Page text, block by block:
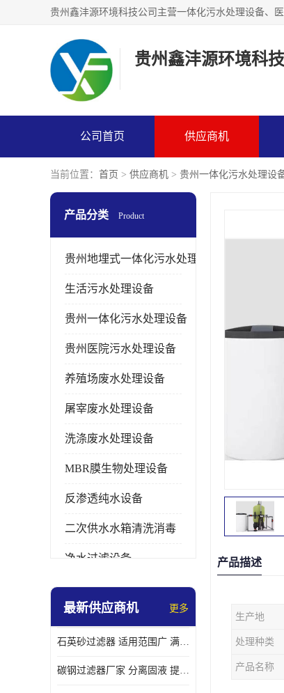
贵州鑫沣源环境科
公司首页 供应商机
当前位置： 首页 > 供应商机 > 贵州一体化污水处理设
产品分类 Product
贵州地埋式一体化污水处理设备
生活污水处理设备
贵州一体化污水处理设备
贵州医院污水处理设备
养殖场废水处理设备
屠宰废水处理设备
洗涤废水处理设备
MBR膜生物处理设备
反渗透纯水设备
二次供水水箱清洗消毒
净水过滤设备
软水设备
最新供应商机 更多
石英砂过滤器 适用范围广 满足不同的需求
碳钢过滤器厂家 分离固液 提高过滤效率
产品描述
生产地
处理种类
产品名称